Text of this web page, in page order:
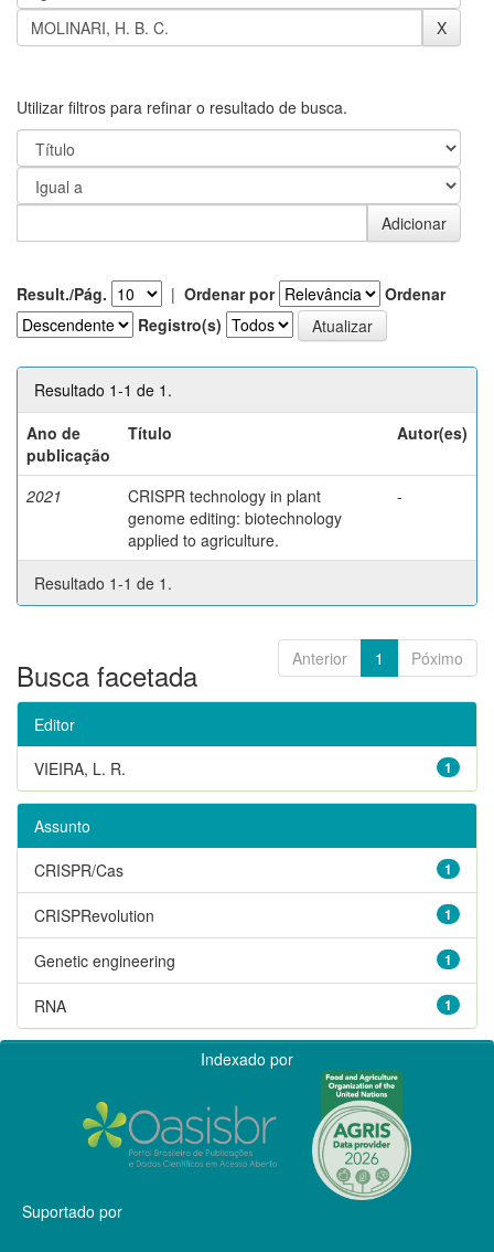
Utilizar filtros para refinar o resultado de busca.
Result./Pág. | Ordenar por
Ordenar
Registro(s)
Resultado 1-1 de 1.
Ano de
publicação
Título Autor(es)
2021
CRISPR technology in plant
genome editing: biotechnology
applied to agriculture.
-
Resultado 1-1 de 1.
Anterior 1 Póximo
Busca facetada
Editor
1
VIEIRA, L. R.
Assunto
1
CRISPR/Cas
1
CRISPRevolution
1
Genetic engineering
1
RNA
Indexado por
Suportado por